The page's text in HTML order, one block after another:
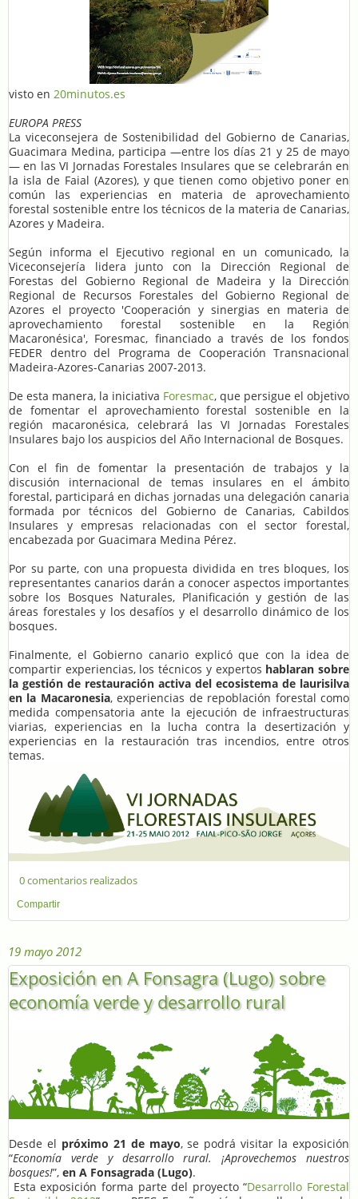
visto en 20minutos.es
EUROPA PRESS
La viceconsejera de Sostenibilidad del Gobierno de Canarias,
Guacimara Medina, participa —entre los días 21 y 25 de mayo
— en las VI Jornadas Forestales Insulares que se celebrarán en
la isla de Faial (Azores), y que tienen como objetivo poner en
común las experiencias en materia de aprovechamiento
forestal sostenible entre los técnicos de la materia de Canarias,
Azores y Madeira.
Según informa el Ejecutivo regional en un comunicado, la
Viceconsejería lidera junto con la Dirección Regional de
Forestas del Gobierno Regional de Madeira y la Dirección
Regional de Recursos Forestales del Gobierno Regional de
Azores el proyecto 'Cooperación y sinergias en materia de
aprovechamiento forestal sostenible en la Región
Macaronésica', Foresmac, financiado a través de los fondos
FEDER dentro del Programa de Cooperación Transnacional
Madeira-Azores-Canarias 2007-2013.
De esta manera, la iniciativa Foresmac, que persigue el objetivo
de fomentar el aprovechamiento forestal sostenible en la
región macaronésica, celebrará las VI Jornadas Forestales
Insulares bajo los auspicios del Año Internacional de Bosques.
Con el fin de fomentar la presentación de trabajos y la
discusión internacional de temas insulares en el ámbito
forestal, participará en dichas jornadas una delegación canaria
formada por técnicos del Gobierno de Canarias, Cabildos
Insulares y empresas relacionadas con el sector forestal,
encabezada por Guacimara Medina Pérez.
Por su parte, con una propuesta dividida en tres bloques, los
representantes canarios darán a conocer aspectos importantes
sobre los Bosques Naturales, Planificación y gestión de las
áreas forestales y los desafíos y el desarrollo dinámico de los
bosques.
Finalmente, el Gobierno canario explicó que con la idea de
compartir experiencias, los técnicos y expertos hablaran sobre
la gestión de restauración activa del ecosistema de laurisilva
en la Macaronesia, experiencias de repoblación forestal como
medida compensatoria ante la ejecución de infraestructuras
viarias, experiencias en la lucha contra la desertización y
experiencias en la restauración tras incendios, entre otros
temas.
0 comentarios realizados
Compartir
19 mayo 2012
Exposición en A Fonsagra (Lugo) sobre
economía verde y desarrollo rural
Desde el próximo 21 de mayo, se podrá visitar la exposición
“Economía verde y desarrollo rural. ¡Aprovechemos nuestros
bosques!”, en A Fonsagrada (Lugo).
Esta exposición forma parte del proyecto “Desarrollo Forestal